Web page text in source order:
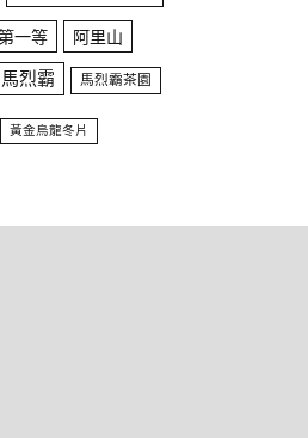
一等 阿里山
馬烈霸 馬烈霸茶園
黃金烏龍冬片